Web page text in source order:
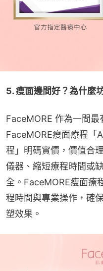
5. 瘦面邊間好？為什麼
FaceMORE 作為一間最
FaceMORE瘦面療程「
程」明碼實價，價值合
儀器、縮短療程時間或
全。FaceMORE瘦面療
程時間與專業操作，確
塑效果。